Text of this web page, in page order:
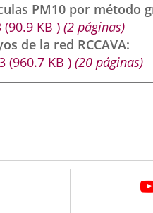
PM10 por método
(90.9 KB) (2 páginas)
de la red RCCAVA
(960.7 KB) (20 páginas)